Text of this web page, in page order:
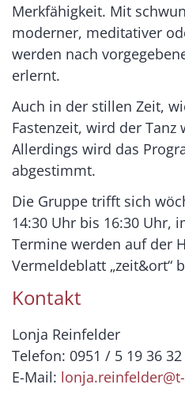
Merkfähigkeit. Mit
moderner, meditativer
werden nach
erlernt.
Auch in der stillen Zeit,
Fastenzeit, wird der Tanz
Allerdings wird das
abgestimmt.
Die Gruppe trifft sich
14:30 Uhr bis 16:30 Uhr,
Termine werden auf der
Vermeldeblatt „zeit&ort“
Kontakt
Lonja Reinfelder
Telefon: 0951 / 5 19 36 32
E-Mail: